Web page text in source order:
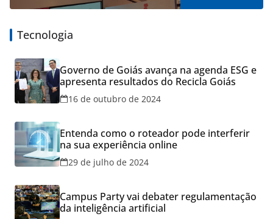
Tecnologia
Governo de Goiás avança na agenda ESG e
apresenta resultados do Recicla Goiás
16 de outubro de 2024
Entenda como o roteador pode interferir
na sua experiência online
29 de julho de 2024
Campus Party vai debater regulamentação
da inteligência artificial